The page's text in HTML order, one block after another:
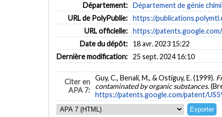
Département: Département de génie
URL de PolyPublie: https://
URL officielle: https://
Date du dépôt:
18 avr. 2023 15:22
Dernière modification: 25 sept. 2024 16:10
Citer en
APA 7:
Guy, C., Benali, M., & Ostiguy, E. (1999).
contaminated by organic substances.
https://patents.google.com/patent/